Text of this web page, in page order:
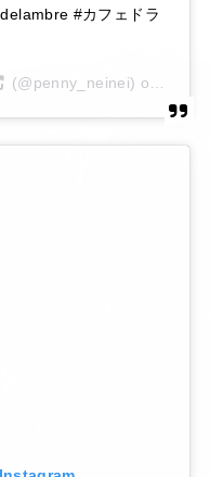
#カフェドラ
(@penny_neinei) on